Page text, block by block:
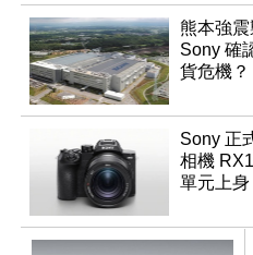
熊本強震
Sony 確
貨危機？
Sony 正
相機
單元上身